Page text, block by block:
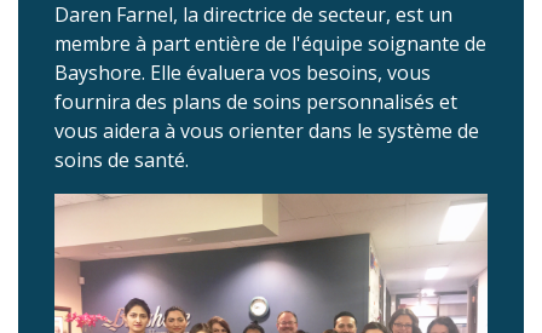
Daren Farnel, la directrice de secteur, est un
membre à part entière de l'équipe soignante de
Bayshore. Elle évaluera vos besoins, vous
fournira des plans de soins personnalisés et
vous aidera à vous orienter dans le système de
soins de santé.